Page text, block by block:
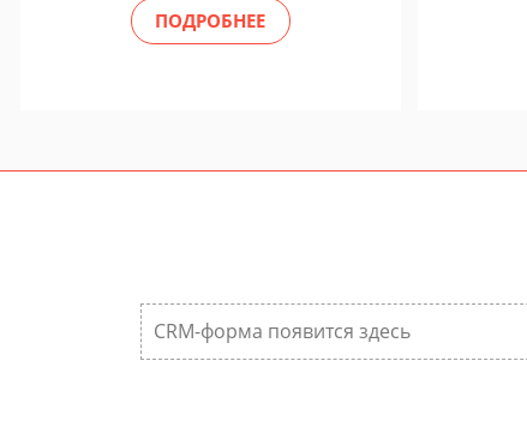
ПОДРОБНЕЕ
CRM-форма появится здесь